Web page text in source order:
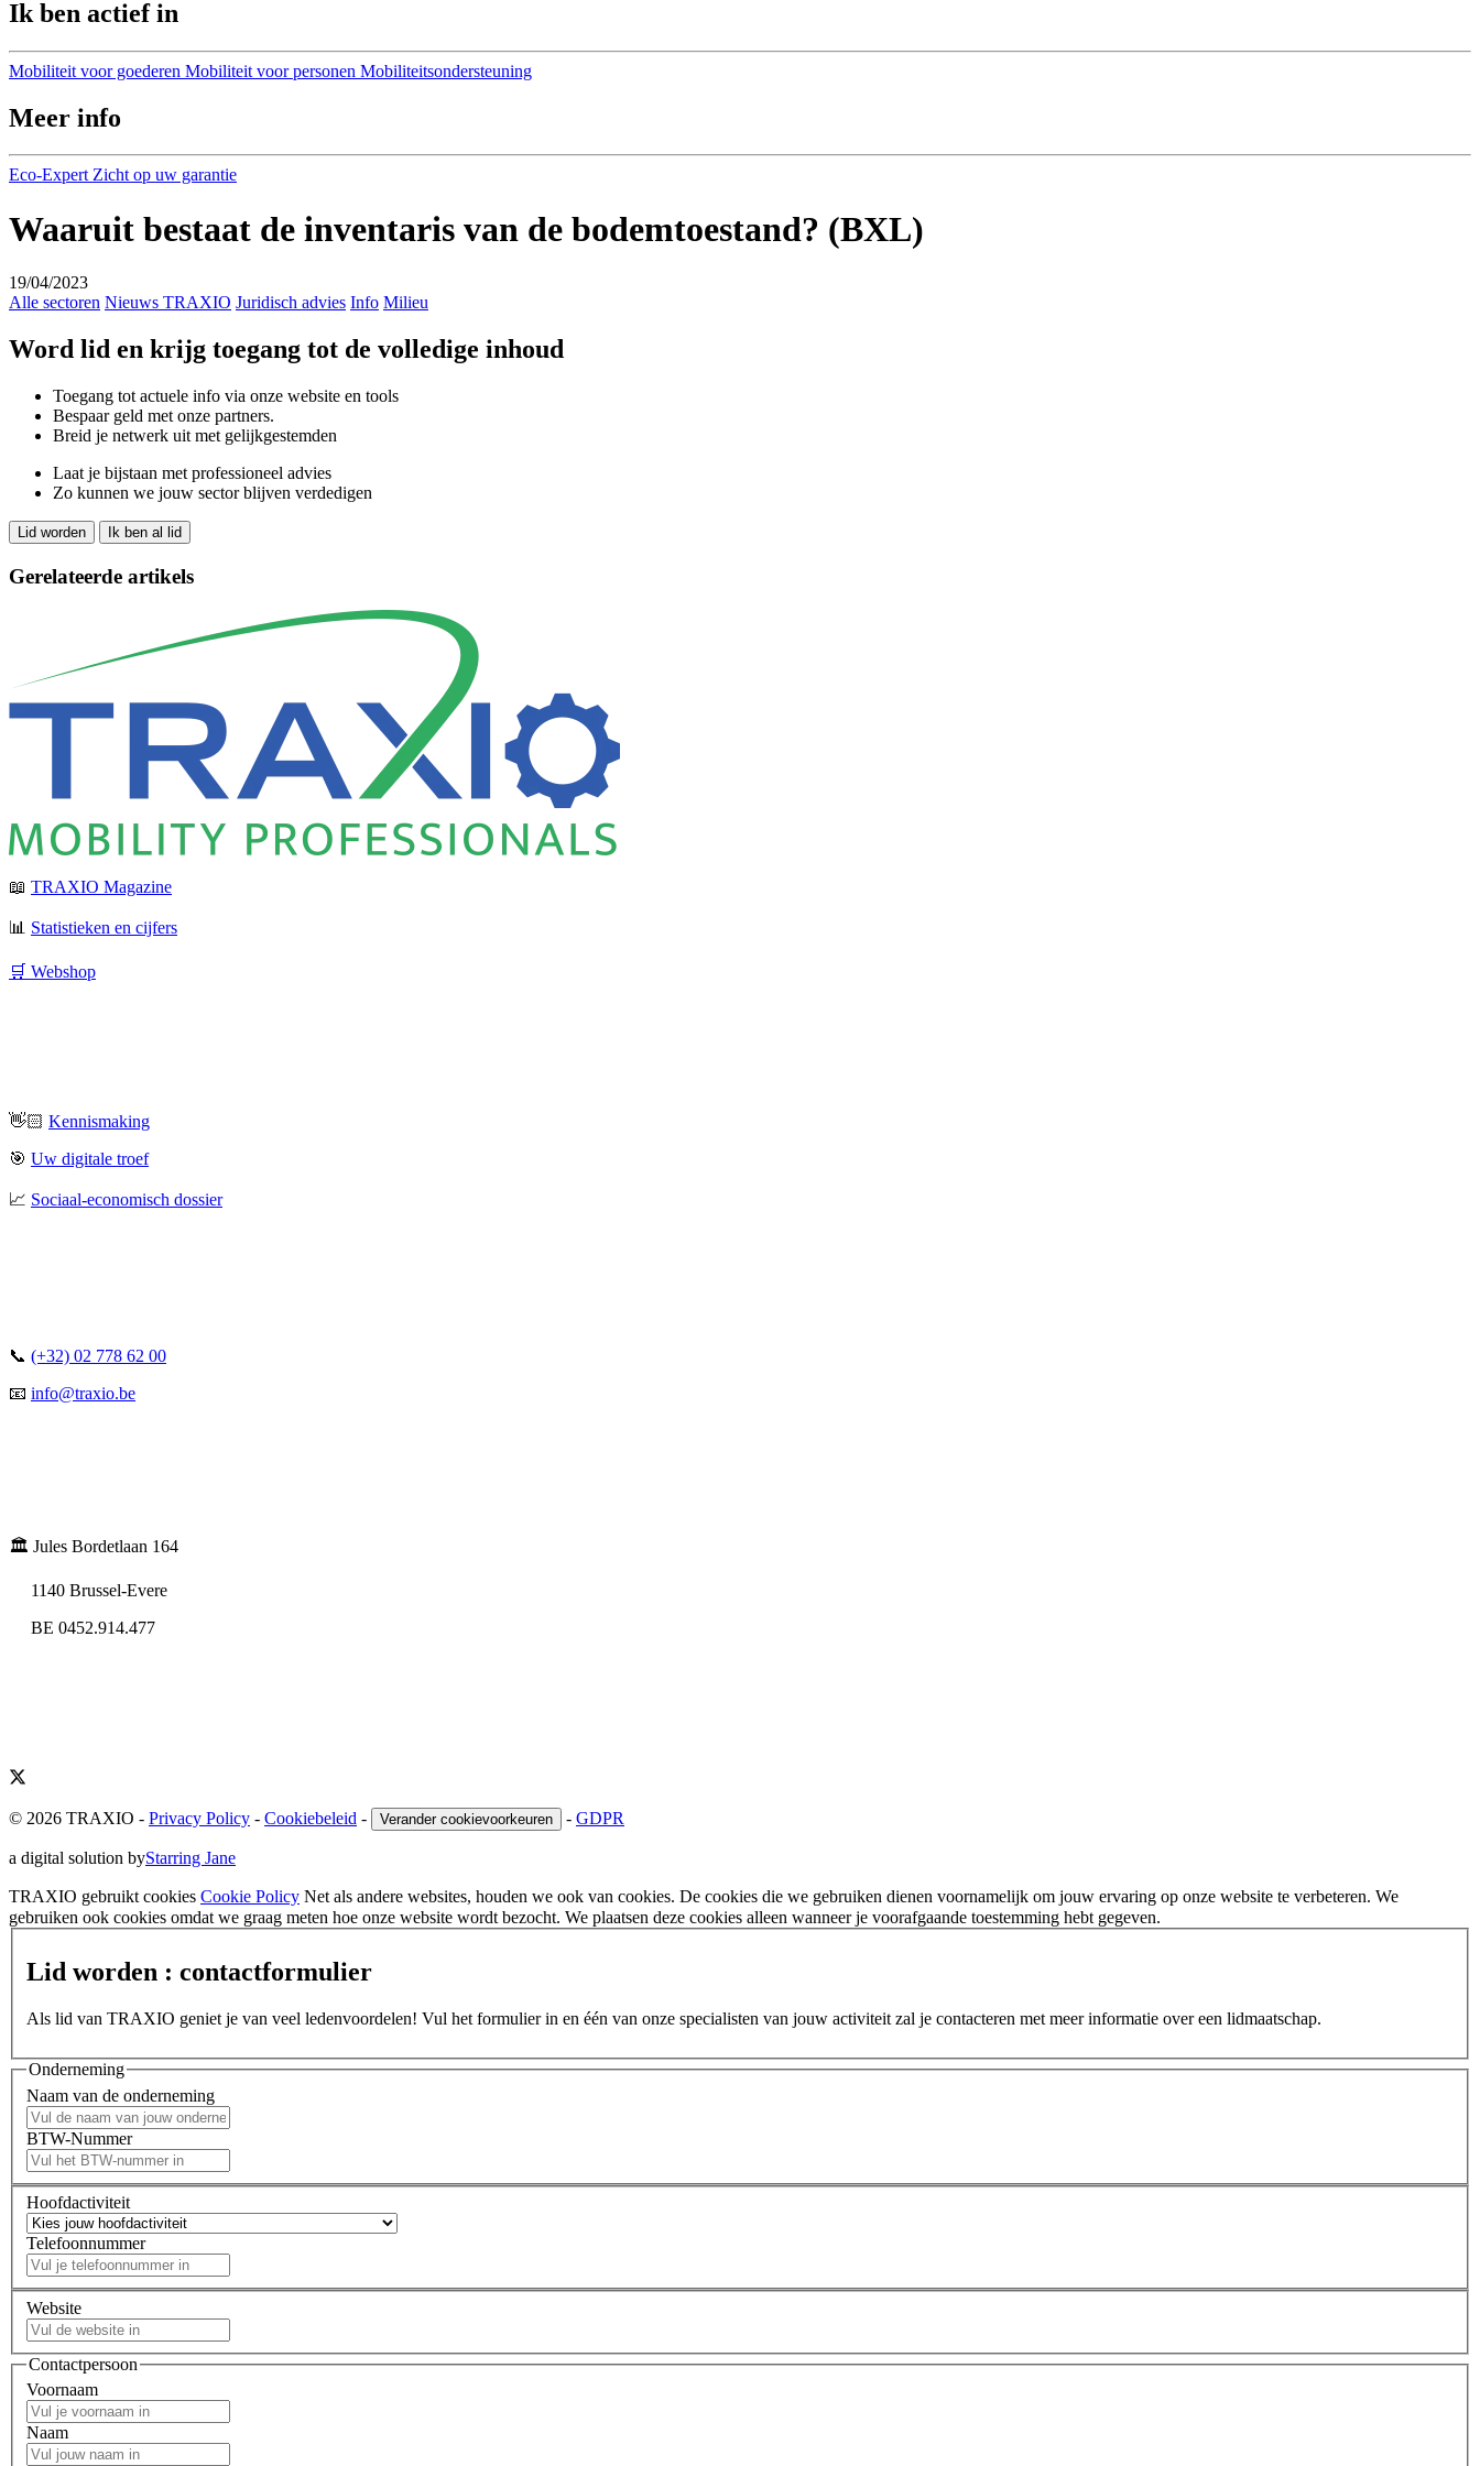
Ik ben actief in
Mobiliteit voor goederen Mobiliteit voor personen Mobiliteitsondersteuning
Meer info
Eco-Expert Zicht op uw garantie
Waaruit bestaat de inventaris van de bodemtoestand? (BXL)
19/04/2023
Alle sectoren Nieuws TRAXIO Juridisch advies Info Milieu
Word lid en krijg toegang tot de volledige inhoud
Toegang tot actuele info via onze website en tools
Bespaar geld met onze partners.
Breid je netwerk uit met gelijkgestemden
Laat je bijstaan met professioneel advies
Zo kunnen we jouw sector blijven verdedigen
Lid worden Ik ben al lid
Gerelateerde artikels
📖 TRAXIO Magazine
📊 Statistieken en cijfers
🛒 Webshop
👋🏻 Kennismaking
🎯 Uw digitale troef
📈 Sociaal-economisch dossier
📞 (+32) 02 778 62 00
📧 info@traxio.be
🏛️ Jules Bordetlaan 164
1140 Brussel-Evere
BE 0452.914.477
© 2026 TRAXIO - Privacy Policy - Cookiebeleid - Verander cookievoorkeuren - GDPR
a digital solution byStarring Jane
TRAXIO gebruikt cookies Cookie Policy Net als andere websites, houden we ook van cookies. De cookies die we gebruiken dienen voornamelijk om jouw ervaring op onze website te verbeteren. We
gebruiken ook cookies omdat we graag meten hoe onze website wordt bezocht. We plaatsen deze cookies alleen wanneer je voorafgaande toestemming hebt gegeven.
Lid worden : contactformulier
Als lid van TRAXIO geniet je van veel ledenvoordelen! Vul het formulier in en één van onze specialisten van jouw activiteit zal je contacteren met meer informatie over een lidmaatschap.
Onderneming
Naam van de onderneming
BTW-Nummer
Hoofdactiviteit
Telefoonnummer
Website
Contactpersoon
Voornaam
Naam